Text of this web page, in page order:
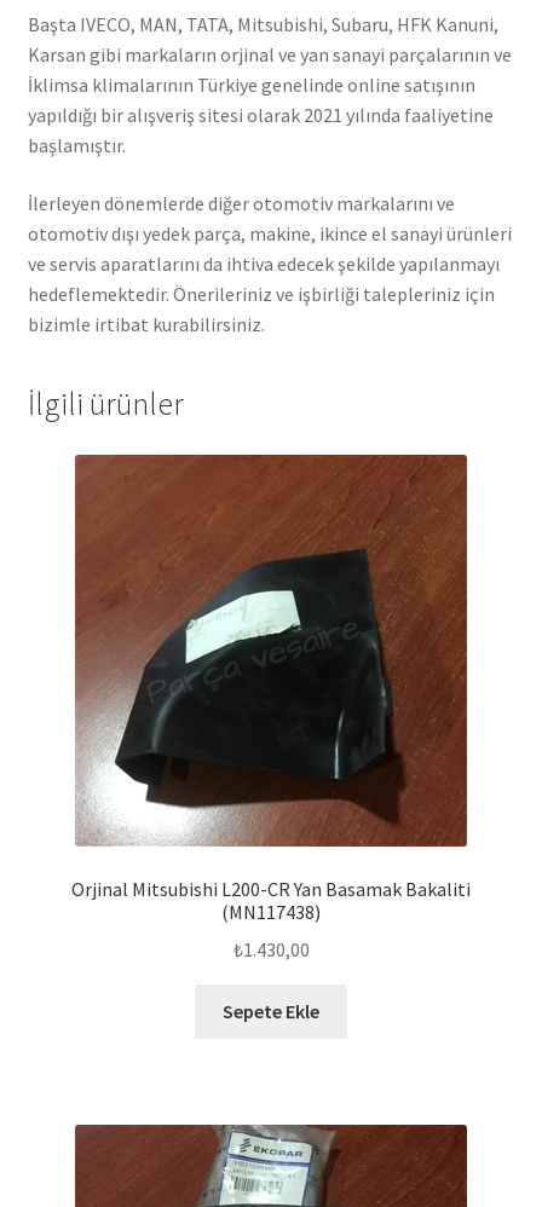
Başta IVECO, MAN, TATA, Mitsubishi, Subaru, HFK Kanuni,
Karsan gibi markaların orjinal ve yan sanayi parçalarının ve
İklimsa klimalarının Türkiye genelinde online satışının
yapıldığı bir alışveriş sitesi olarak 2021 yılında faaliyetine
başlamıştır.
İlerleyen dönemlerde diğer otomotiv markalarını ve
otomotiv dışı yedek parça, makine, ikince el sanayi ürünleri
ve servis aparatlarını da ihtiva edecek şekilde yapılanmayı
hedeflemektedir. Önerileriniz ve işbirliği talepleriniz için
bizimle irtibat kurabilirsiniz.
İlgili ürünler
Orjinal Mitsubishi L200-CR Yan Basamak Bakaliti
(MN117438)
₺1.430,00
Sepete Ekle